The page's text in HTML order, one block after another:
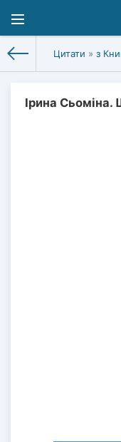
Цитати » з
Ірина Сьоміна.